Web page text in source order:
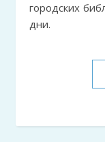
городских
дни.